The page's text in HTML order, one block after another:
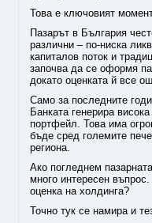
Това е ключовият
Пазарът в България
различни – по-ниска
капиталов поток и
започва да се оформя
докато оценката й все
Само за последните
Банката генерира
портфейл. Това има
бъде сред големите
региона.
Ако погледнем
много интересен
оценка на холдинга?
Точно тук се намира и